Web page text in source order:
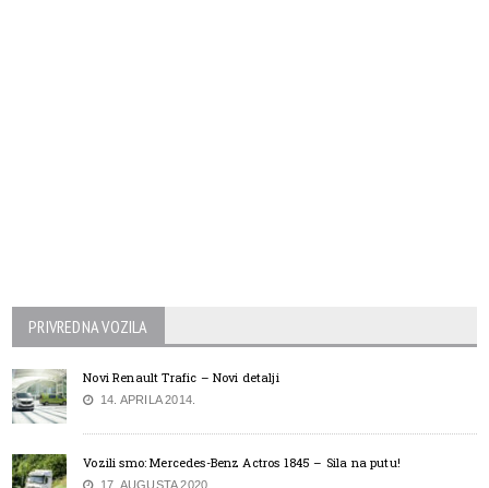
PRIVREDNA VOZILA
Novi Renault Trafic – Novi detalji
14. APRILA 2014.
Vozili smo: Mercedes-Benz Actros 1845 – Sila na putu!
17. AUGUSTA 2020.